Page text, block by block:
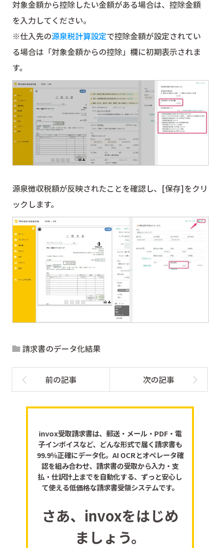
対象金額から控除したい金額がある場合は、控除金額
を入力してください。
※仕入先の源泉税計算設定で控除金額が設定されてい
る場合は「対象金額からの控除」欄に初期表示されま
す。
源泉徴収税額が反映されたことを確認し、[保存]をクリ
ックします。
請求書のデータ化結果
invox受取請求書は、郵送・メール・PDF・電
子インボイスなど、どんな形式で届く請求書も
99.9％正確にデータ化。AI OCRとオペレータ確
認を組み合わせ、請求書の受取から入力・支
払・仕訳計上までを自動化する、ずっと安心し
て使える低価格な請求書受領システムです。
さあ、invoxをはじめ
ましょう。